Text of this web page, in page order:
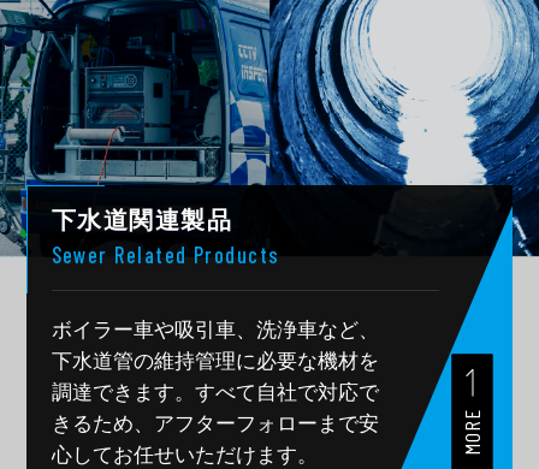
下水道関連製品
Sewer Related Products
ボイラー車や吸引車、洗浄車など、
下水道管の維持管理に必要な機材を
調達できます。 すべて自社で対応で
きるため、 アフターフォローまで安
心してお任せいただけます。
MORE